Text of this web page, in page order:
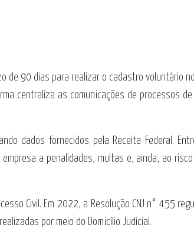
de 90 dias para realizar o cadastro voluntário
centraliza as comunicações de processos
dados fornecidos pela Receita Federal.
a penalidades, multas e, ainda, ao
Civil. Em 2022, a Resolução CNJ n° 455
por meio do Domicílio Judicial.